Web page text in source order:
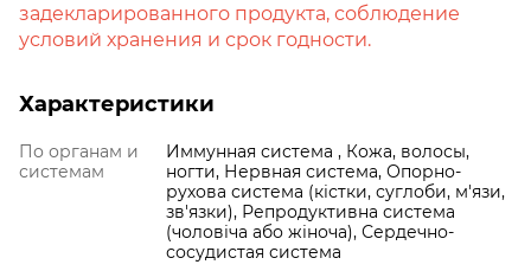
задекларированного продукта, соблюдение
условий хранения и срок годности.
Характеристики
По органам и
системам
Иммунная система , Кожа, волосы,
ногти, Нервная система, Опорно-
рухова система (кістки, суглоби, м'язи,
зв'язки), Репродуктивна система
(чоловіча або жіноча), Сердечно-
сосудистая система